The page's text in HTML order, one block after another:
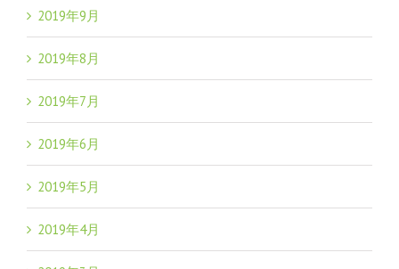
2019年9月
2019年8月
2019年7月
2019年6月
2019年5月
2019年4月